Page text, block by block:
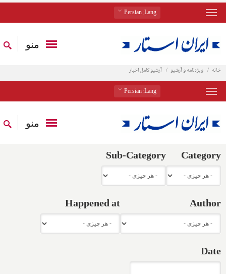
Lang
: Persian
منو
خانه ویژه‌نامه و آرشیو آرشیو کامل اخبار
Lang
: Persian
منو
Category
Sub-Category
Author
Happened at
Date